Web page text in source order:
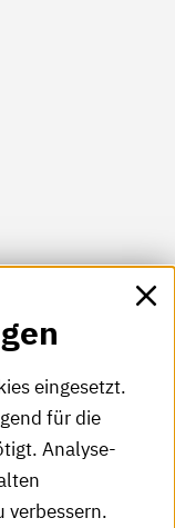
eingesetzt.
für die
Analyse-
verbessern.